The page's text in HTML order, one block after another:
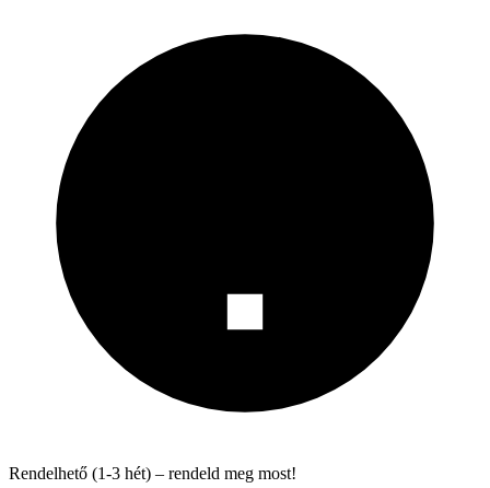
Rendelhető (1-3 hét) – rendeld meg most!